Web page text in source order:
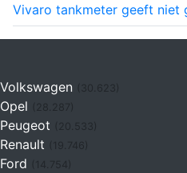
Vivaro tankmeter geeft niet
Volkswagen (30.623)
Opel
Peugeot
Renault (19.746)
Ford (14.754)